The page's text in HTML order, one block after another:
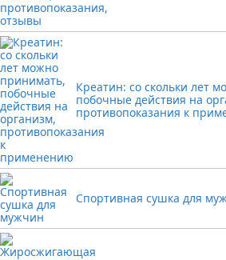
Креатин: со скольки лет
побочные действия на
противопоказания к
Спортивная сушка для